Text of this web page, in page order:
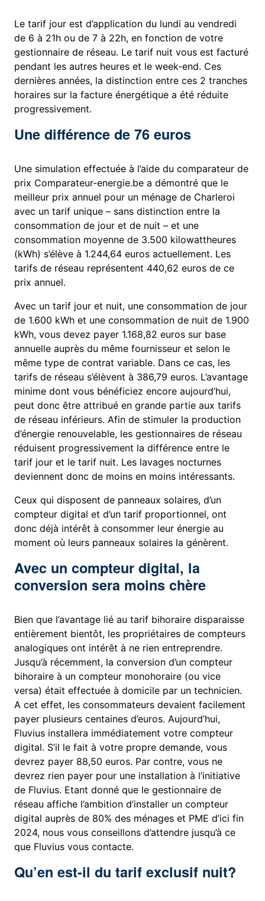
Le tarif jour est d’application du lundi au vendredi
de 6 à 21h ou de 7 à 22h, en fonction de votre
gestionnaire de réseau. Le tarif nuit vous est facturé
pendant les autres heures et le week-end. Ces
dernières années, la distinction entre ces 2 tranches
horaires sur la facture énergétique a été réduite
progressivement.
Une différence de 76 euros
Une simulation effectuée à l’aide du comparateur de
prix Comparateur-energie.be a démontré que le
meilleur prix annuel pour un ménage de Charleroi
avec un tarif unique – sans distinction entre la
consommation de jour et de nuit – et une
consommation moyenne de 3.500 kilowattheures
(kWh) s’élève à 1.244,64 euros actuellement. Les
tarifs de réseau représentent 440,62 euros de ce
prix annuel.
Avec un tarif jour et nuit, une consommation de jour
de 1.600 kWh et une consommation de nuit de 1.900
kWh, vous devez payer 1.168,82 euros sur base
annuelle auprès du même fournisseur et selon le
même type de contrat variable. Dans ce cas, les
tarifs de réseau s’élèvent à 386,79 euros. L’avantage
minime dont vous bénéficiez encore aujourd’hui,
peut donc être attribué en grande partie aux tarifs
de réseau inférieurs. Afin de stimuler la production
d’énergie renouvelable, les gestionnaires de réseau
réduisent progressivement la différence entre le
tarif jour et le tarif nuit. Les lavages nocturnes
deviennent donc de moins en moins intéressants.
Ceux qui disposent de panneaux solaires, d’un
compteur digital et d’un tarif proportionnel, ont
donc déjà intérêt à consommer leur énergie au
moment où leurs panneaux solaires la génèrent.
Avec un compteur digital, la
conversion sera moins chère
Bien que l’avantage lié au tarif bihoraire disparaisse
entièrement bientôt, les propriétaires de compteurs
analogiques ont intérêt à ne rien entreprendre.
Jusqu’à récemment, la conversion d’un compteur
bihoraire à un compteur monohoraire (ou vice
versa) était effectuée à domicile par un technicien.
A cet effet, les consommateurs devaient facilement
payer plusieurs centaines d’euros. Aujourd’hui,
Fluvius installera immédiatement votre compteur
digital. S’il le fait à votre propre demande, vous
devrez payer 88,50 euros. Par contre, vous ne
devrez rien payer pour une installation à l’initiative
de Fluvius. Etant donné que le gestionnaire de
réseau affiche l’ambition d’installer un compteur
digital auprès de 80% des ménages et PME d’ici fin
2024, nous vous conseillons d’attendre jusqu’à ce
que Fluvius vous contacte.
Qu’en est-il du tarif exclusif nuit?